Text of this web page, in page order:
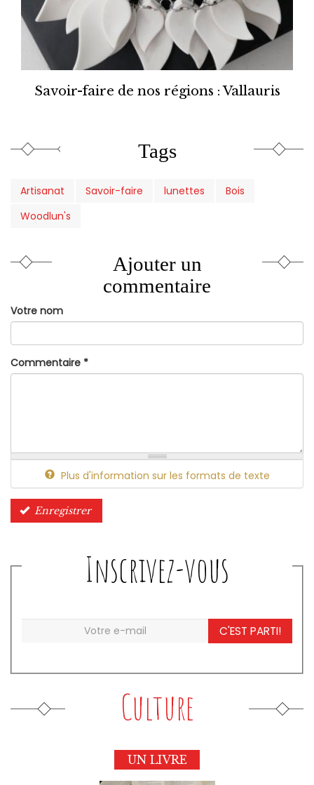
Savoir-faire de nos régions : Vallauris
Tags
Artisanat Savoir-faire lunettes
Bois
Woodlun's
Ajouter un
commentaire
Votre nom
Commentaire *
Plus d'information sur les formats de texte
Enregistrer
Inscrivez-vous
C'EST PARTI!
Culture
UN LIVRE